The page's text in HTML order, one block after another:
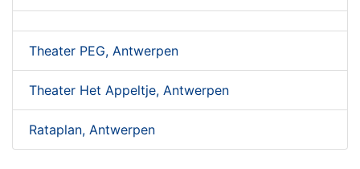
Theater PEG, Antwerpen
Theater Het Appeltje, Antwerpen
Rataplan, Antwerpen